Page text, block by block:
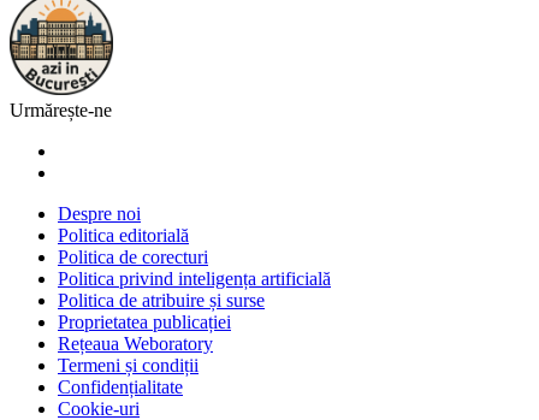
Urmărește-ne
Despre noi
Politica editorială
Politica de corecturi
Politica privind inteligența artificială
Politica de atribuire și surse
Proprietatea publicației
Rețeaua Weboratory
Termeni și condiții
Confidențialitate
Cookie-uri